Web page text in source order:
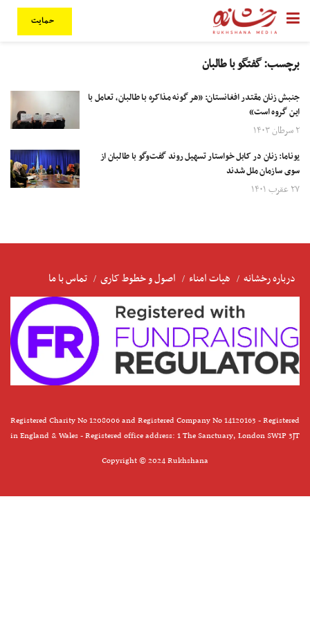
حمایت
برچسب:گفتگو با طالبان
جنبش زنان مقتدر افغانستان: «هر گونه مذاکره با طالبان، تعامل با
این گروه است»
۲ سرطان ۱۴۰۳
یوناما: زنان در کابل خواستار تسهیل روند گفت‌وگو با طالبان از
سوی سازمان ملل شدند
۲۷ عقرب ۱۴۰۱
درباره رخشانه هیات امناء اصول و خطوط کاری تماس با ما
Registered Charity No 1208006 and Registered Company No 14120163 - Registered
in England & Wales - Registered office address: 1 The Sanctuary, London SW1P 3JT
Copyright © 2024 Rukhshana